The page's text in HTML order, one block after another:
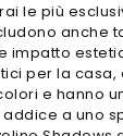
le più
anche
impatto
per la casa,
e hanno
addice a uno